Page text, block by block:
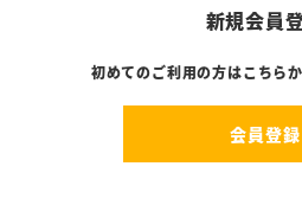
新規会員
初めてのご利用の方はこちら
会員登録